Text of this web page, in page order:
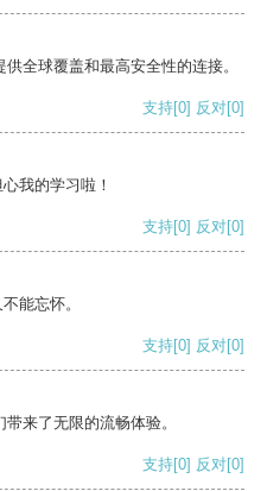
全球覆盖和最高安全性的连接。
支持[0] 反对[0]
我的学习啦！
支持[0] 反对[0]
能忘怀。
支持[0] 反对[0]
来了无限的流畅体验。
支持[0] 反对[0]